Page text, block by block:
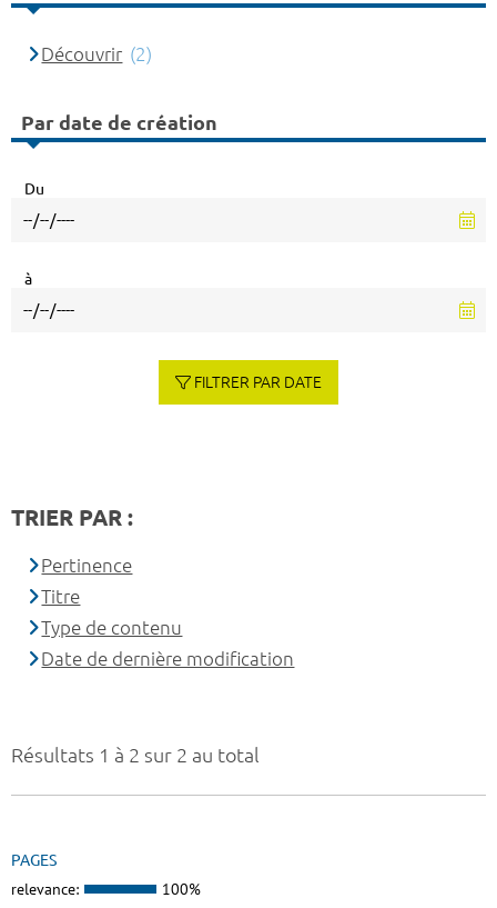
Résultats 1 à 2 sur 2 au total
PAGES
relevance: 100%
Découvrir (2)
Par date de création
Du
à
FILTRER PAR DATE
TRIER PAR :
Pertinence
Titre
Type de contenu
Date de dernière modification